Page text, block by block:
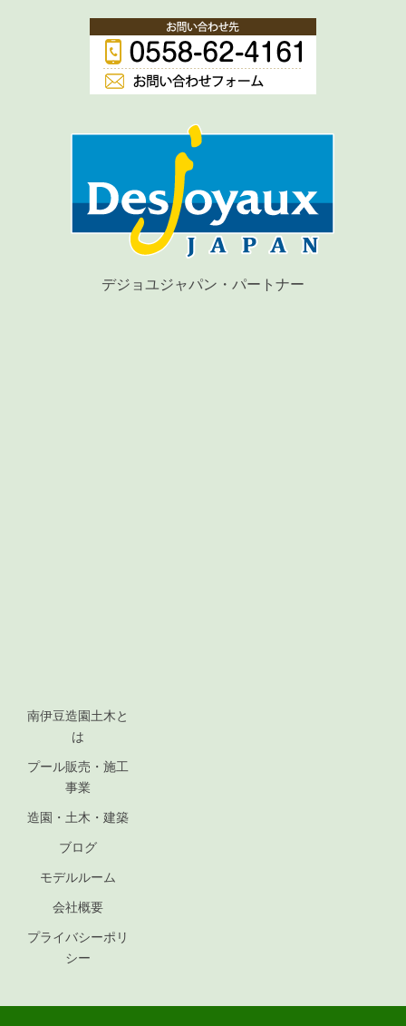
デジョユジャパン・パートナー
南伊豆造園土木と
は
プール販売・施工
事業
造園・土木・建築
ブログ
モデルルーム
会社概要
プライバシーポリ
シー